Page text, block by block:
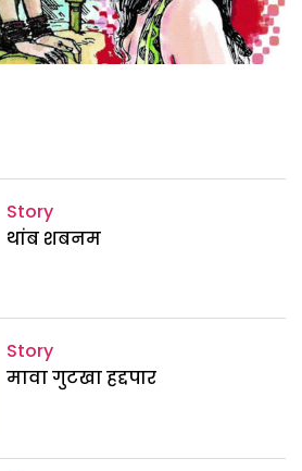
Story
थांब शबनम
Story
मावा गुटखा हद्दपार